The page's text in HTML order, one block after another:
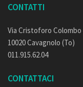
CONTATTI
Via Cristoforo Colombo
10020 Cavagnolo (To)
011.915.62.04
CONTATTACI